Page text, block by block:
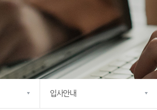
입사안내